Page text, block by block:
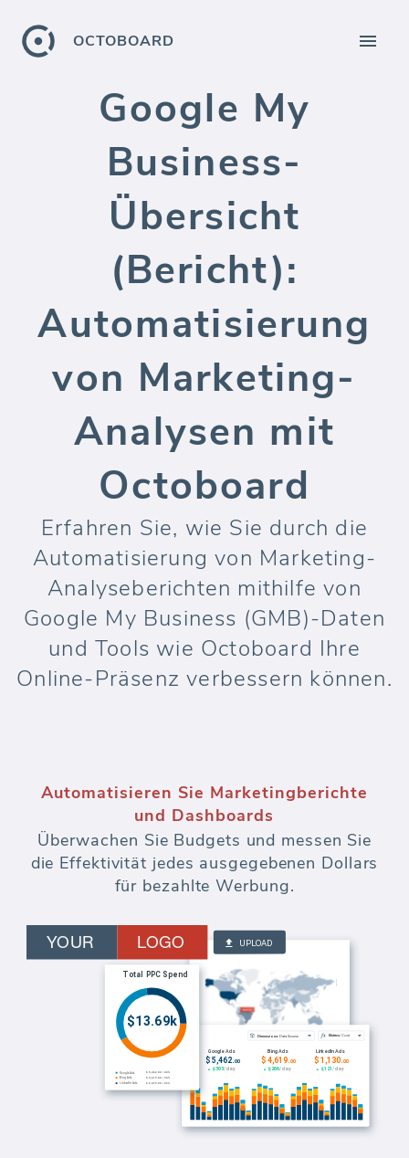
OCTOBOARD
Google My
Business-
Übersicht
(Bericht):
Automatisierung
von Marketing-
Analysen mit
Octoboard
Erfahren Sie, wie Sie durch die
Automatisierung von Marketing-
Analyseberichten mithilfe von
Google My Business (GMB)-Daten
und Tools wie Octoboard Ihre
Online-Präsenz verbessern können.
Automatisieren Sie Marketingberichte
und Dashboards
Überwachen Sie Budgets und messen Sie
die Effektivität jedes ausgegebenen Dollars
für bezahlte Werbung.